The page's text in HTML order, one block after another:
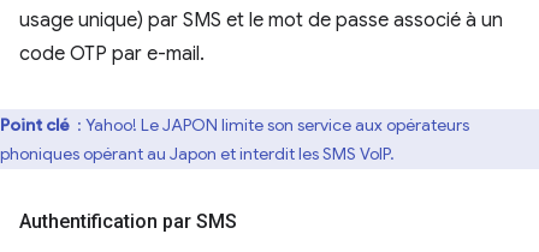
usage unique) par SMS et le mot de passe associé à un
code OTP par e-mail.
Point clé : Yahoo! Le JAPON limite son service aux opérateurs
opérant au Japon et interdit les SMS VoIP.
Authentification par SMS